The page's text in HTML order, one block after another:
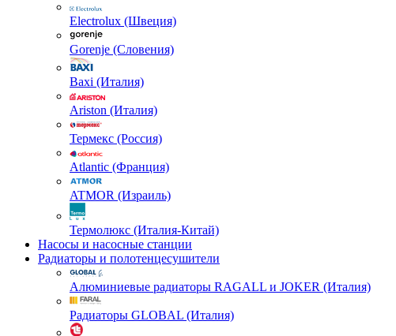
Electrolux (Швеция)
Gorenje (Словения)
Baxi (Италия)
Ariston (Италия)
Термекс (Россия)
Atlantic (Франция)
ATMOR (Израиль)
Термолюкс (Италия-Китай)
Насосы и насосные станции
Радиаторы и полотенцесушители
Алюминиевые радиаторы RAGALL и JOKER (Италия)
Радиаторы GLOBAL (Италия)